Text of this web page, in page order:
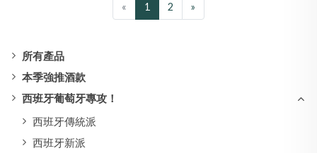
所有產品
本季強推酒款
西班牙葡萄牙專攻！
西班牙傳統派
西班牙新派
« 1 2 »